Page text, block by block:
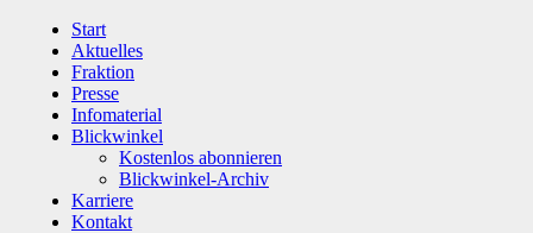
Start
Aktuelles
Fraktion
Presse
Infomaterial
Blickwinkel
Kostenlos abonnieren
Blickwinkel-Archiv
Karriere
Kontakt